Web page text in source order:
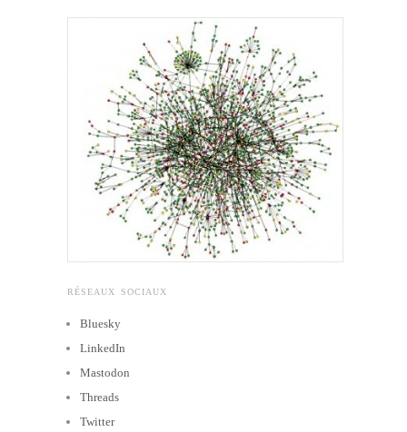
RÉSEAUX SOCIAUX
Bluesky
LinkedIn
Mastodon
Threads
Twitter